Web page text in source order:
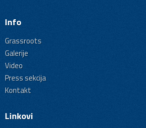
Info
Grassroots
Galerije
Video
Press sekcija
Kontakt
Linkovi